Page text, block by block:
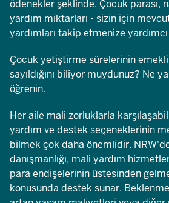
ödenekler şeklinde. Çocuk parası,
yardım miktarları - sizin için
yardımları takip etmenize yardımcı
Çocuk yetiştirme sürelerinin emekli
sayıldığını biliyor muydunuz? Ne
öğrenin.
Her aile mali zorluklarla
yardım ve destek seçeneklerinin
bilmek çok daha önemlidir.
danışmanlığı, mali yardım
para endişelerinin üstesinden
konusunda destek sunar.